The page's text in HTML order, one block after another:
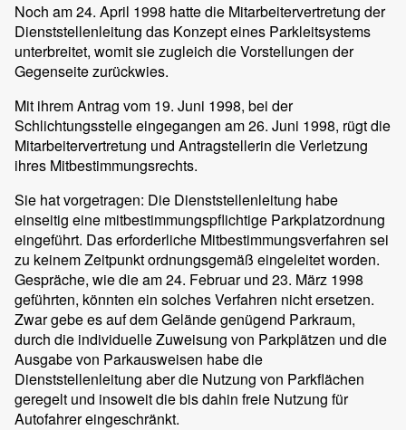
Noch am 24. April 1998 hatte die Mitarbeitervertretung der
Dienststellenleitung das Konzept eines Parkleitsystems
unterbreitet, womit sie zugleich die Vorstellungen der
Gegenseite zurückwies.
Mit ihrem Antrag vom 19. Juni 1998, bei der
Schlichtungsstelle eingegangen am 26. Juni 1998, rügt die
Mitarbeitervertretung und Antragstellerin die Verletzung
ihres Mitbestimmungsrechts.
Sie hat vorgetragen: Die Dienststellenleitung habe
einseitig eine mitbestimmungspflichtige Parkplatzordnung
eingeführt. Das erforderliche Mitbestimmungsverfahren sei
zu keinem Zeitpunkt ordnungsgemäß eingeleitet worden.
Gespräche, wie die am 24. Februar und 23. März 1998
geführten, könnten ein solches Verfahren nicht ersetzen.
Zwar gebe es auf dem Gelände genügend Parkraum,
durch die individuelle Zuweisung von Parkplätzen und die
Ausgabe von Parkausweisen habe die
Dienststellenleitung aber die Nutzung von Parkflächen
geregelt und insoweit die bis dahin freie Nutzung für
Autofahrer eingeschränkt.